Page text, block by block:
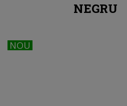
NEGRU
NOU
NOU